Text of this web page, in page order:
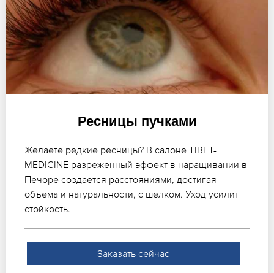
Ресницы пучками
Желаете редкие ресницы? В салоне TIBET-
MEDICINE разреженный эффект в наращивании в
Печоре создается расстояниями, достигая
объема и натуральности, с шелком. Уход усилит
стойкость.
Заказать сейчас